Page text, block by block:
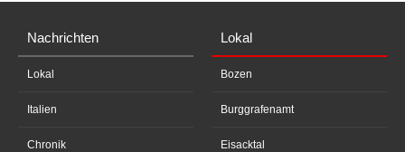
Nachrichten
Lokal
Italien
Chronik
Lokal
Bozen
Burggrafenamt
Eisacktal